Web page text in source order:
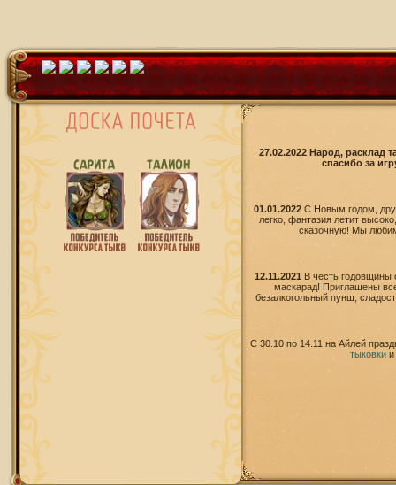
27.02.2022 Народ, расклад
спасибо за
01.01.2022 С Новым годом,
легко, фантазия летит
сказочную! Мы
12.11.2021
В честь годовщины
маскарад! Приглашены
безалкогольный пунш,
С 30.10 по 14.11 на Айлей
тыковкии